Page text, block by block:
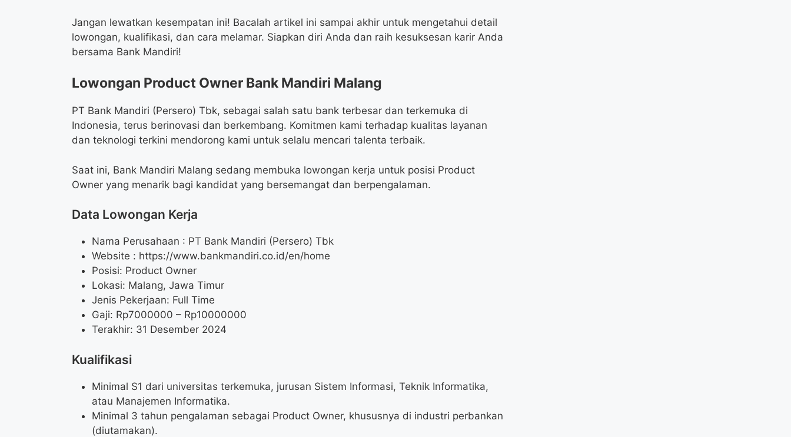
Jangan lewatkan kesempatan ini! Bacalah artikel ini sampai akhir untuk mengetahui detail
lowongan, kualifikasi, dan cara melamar. Siapkan diri Anda dan raih kesuksesan karir Anda
bersama Bank Mandiri!
Lowongan Product Owner Bank Mandiri Malang
PT Bank Mandiri (Persero) Tbk, sebagai salah satu bank terbesar dan terkemuka di
Indonesia, terus berinovasi dan berkembang. Komitmen kami terhadap kualitas layanan
dan teknologi terkini mendorong kami untuk selalu mencari talenta terbaik.
Saat ini, Bank Mandiri Malang sedang membuka lowongan kerja untuk posisi Product
Owner yang menarik bagi kandidat yang bersemangat dan berpengalaman.
Data Lowongan Kerja
Nama Perusahaan : PT Bank Mandiri (Persero) Tbk
Website : https://www.bankmandiri.co.id/en/home
Posisi: Product Owner
Lokasi: Malang, Jawa Timur
Jenis Pekerjaan: Full Time
Gaji: Rp7000000 – Rp10000000
Terakhir: 31 Desember 2024
Kualifikasi
Minimal S1 dari universitas terkemuka, jurusan Sistem Informasi, Teknik Informatika,
atau Manajemen Informatika.
Minimal 3 tahun pengalaman sebagai Product Owner, khususnya di industri perbankan
(diutamakan).